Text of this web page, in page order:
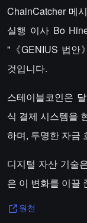
ChainCatcher 메
실행 이사 Bo
"《GENIUS 법안
것입니다.
스테이블코인은
식 결제 시스템을
하며, 투명한 자금
디지털 자산 기술
은 이 변화를 이끌
원천